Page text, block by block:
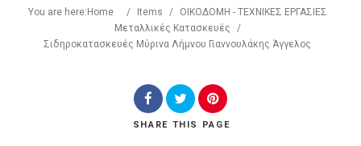
You are here: Home / Items /
ΟΙΚΟΔΟΜΗ - ΤΕΧΝΙΚΕΣ ΕΡΓΑΣΙΕΣ
Μεταλλικές Κατασκευές
/
Σιδηροκατασκευές Μύρινα Λήμνου Γιαννουλάκης Άγγελος
SHARE THIS PAGE